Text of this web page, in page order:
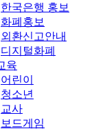
한국은행 홍보
화폐홍보
외환신고안내
디지털화폐
육
어린이
청소년
교사
보드게임